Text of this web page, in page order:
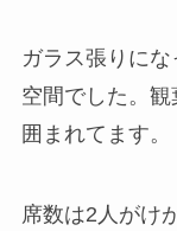
ガラス張りに
空間でした。
囲まれてます。
席数は2人がけ